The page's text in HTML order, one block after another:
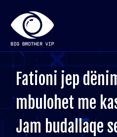
Fationi jep
mbulohet me
Jam budallaqe